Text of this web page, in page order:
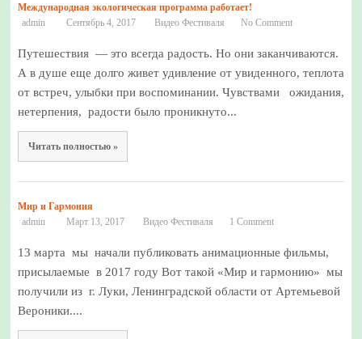
Международная экологическая программа работает!
admin
Сентябрь 4, 2017 Видео Фестиваля No Comment
Путешествия — это всегда радость. Но они заканчиваются.
А в душе еще долго живет удивление от увиденного, теплота
от встреч, улыбки при воспоминании. Чувствами ожидания,
нетерпения, радости было проникнуто...
Читать полностью »
Мир и Гармония
admin
Март 13, 2017 Видео Фестиваля 1 Comment
13 марта мы начали публиковать анимационные фильмы,
присылаемые в 2017 году Вот такой «Мир и гармонию» мы
получили из г. Луки, Ленинградской области от Артемьевой
Вероники....